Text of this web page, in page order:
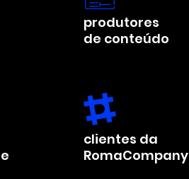
produtores
de conteúdo
clientes da
RomaCompany